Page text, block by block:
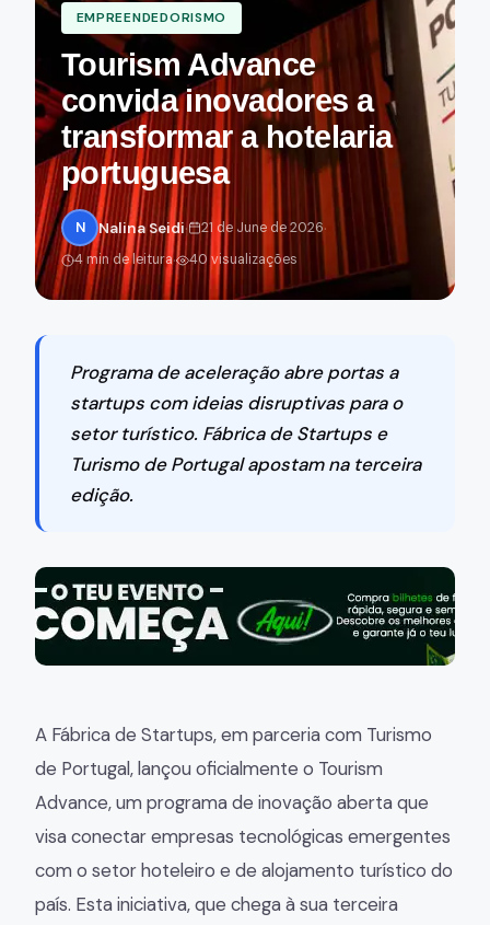
EMPREENDEDORISMO
Tourism Advance
convida inovadores a
transformar a hotelaria
portuguesa
N Nalina Seidi· 21 de June de 2026·
4 min de leitura· 40 visualizações
Programa de aceleração abre portas a
startups com ideias disruptivas para o
setor turístico. Fábrica de Startups e
Turismo de Portugal apostam na terceira
edição.
A Fábrica de Startups, em parceria com Turismo
de Portugal, lançou oficialmente o Tourism
Advance, um programa de inovação aberta que
visa conectar empresas tecnológicas emergentes
com o setor hoteleiro e de alojamento turístico do
país. Esta iniciativa, que chega à sua terceira